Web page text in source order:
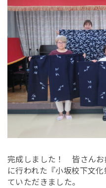
完成しました！ 皆さんお
に行われた『小坂校下文
ていただきました。